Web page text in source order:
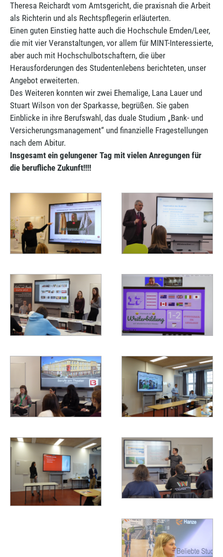
Theresa Reichardt vom Amtsgericht, die praxisnah die Arbeit
als Richterin und als Rechtspflegerin erläuterten.
Einen guten Einstieg hatte auch die Hochschule Emden/Leer,
die mit vier Veranstaltungen, vor allem für MINT-Interessierte,
aber auch mit Hochschulbotschaftern, die über
Herausforderungen des Studentenlebens berichteten, unser
Angebot erweiterten.
Des Weiteren konnten wir zwei Ehemalige, Lana Lauer und
Stuart Wilson von der Sparkasse, begrüßen. Sie gaben
Einblicke in ihre Berufswahl, das duale Studium „Bank- und
Versicherungsmanagement“ und finanzielle Fragestellungen
nach dem Abitur.
Insgesamt ein gelungener Tag mit vielen Anregungen für
die berufliche Zukunft!!!!